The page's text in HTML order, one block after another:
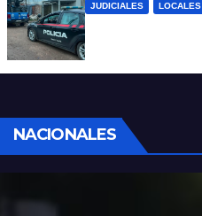
JUDICIALES LOCALES
NACIONALES